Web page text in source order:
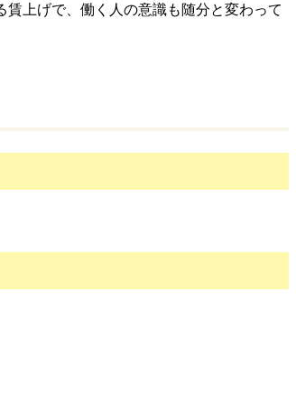
上げで、働く人の意識も随分と変わって